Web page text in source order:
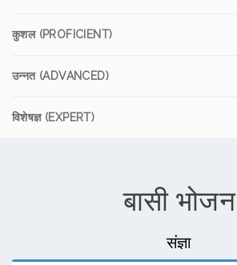
कुशल (PROFICIENT)
उन्नत (ADVANCED)
विशेषज्ञ (EXPERT)
बासी भोजन
संज्ञा